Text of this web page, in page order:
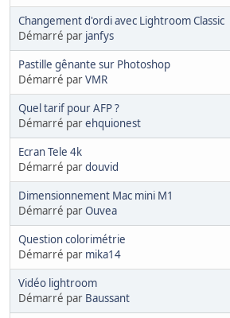
Changement d'ordi avec Lightroom Classic
Démarré par janfys
Pastille gênante sur Photoshop
Démarré parVMR
Quel tarif pour AFP ?
Démarré parehquionest
Ecran Tele 4k
Démarré pardouvid
Dimensionnement Mac mini M1
Démarré parOuvea
Question colorimétrie
Démarré par mika14
Vidéo lightroom
Démarré par Baussant